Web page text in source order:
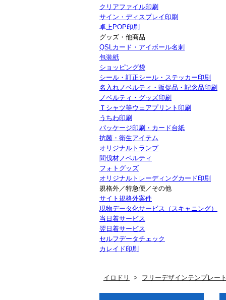
クリアファイル印刷
サイン・ディスプレイ印刷
卓上POP印刷
グッズ・他商品
QSLカード・アイボール名刺
包装紙
ショッピング袋
シール・訂正シール・ステッカー印刷
名入れノベルティ・販促品・記念品印刷
ノベルティ・グッズ印刷
Ｔシャツ等ウェアプリント印刷
うちわ印刷
パッケージ印刷・カード台紙
抗菌・衛生アイテム
オリジナルトランプ
間伐材ノベルティ
フォトグッズ
オリジナルトレーディングカード印刷
規格外／特急便／その他
サイト規格外案件
現物データ化サービス（スキャニング）
当日着サービス
翌日着サービス
セルフデータチェック
カレイド印刷
イロドリ フリーデザインテンプレー